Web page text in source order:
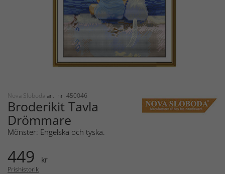
Nova Sloboda art. nr: 450046
Broderikit Tavla
Drömmare
Mönster: Engelska och tyska.
449 kr
Prishistorik